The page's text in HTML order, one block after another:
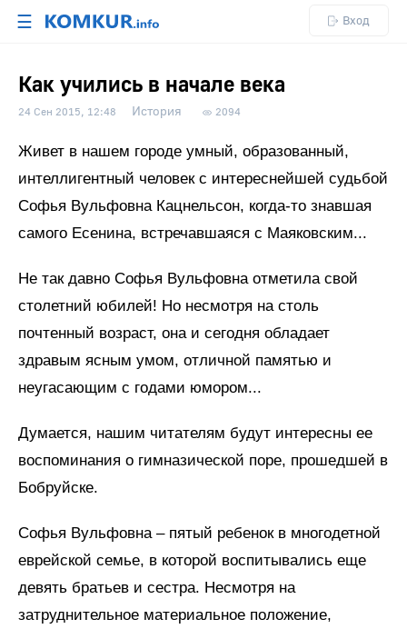
☰ Вход
Как учились в начале века
24 Сен 2015, 12:48 История 2094
Живет в нашем городе умный, образованный,
интеллигентный человек с интереснейшей судьбой
Софья Вульфовна Кацнельсон, когда-то знавшая
самого Есенина, встречавшаяся с Маяковским...
Не так давно Софья Вульфовна отметила свой
столетний юбилей! Но несмотря на столь
почтенный возраст, она и сегодня обладает
здравым ясным умом, отличной памятью и
неугасающим с годами юмором...
Думается, нашим читателям будут интересны ее
воспоминания о гимназической поре, прошедшей в
Бобруйске.
Софья Вульфовна – пятый ребенок в многодетной
еврейской семье, в которой воспитывались еще
девять братьев и сестра. Несмотря на
затруднительное материальное положение,